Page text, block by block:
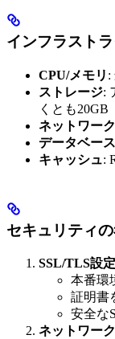
インフラスト
CPU/メモリ :
ストレージ:
くとも20GB
ネットワーク
データベース
キャッシュ:
セキュリティ
SSL/TLS設定
本番環
証明書
安全な
ネットワー